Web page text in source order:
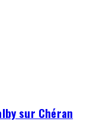
sur Chéran